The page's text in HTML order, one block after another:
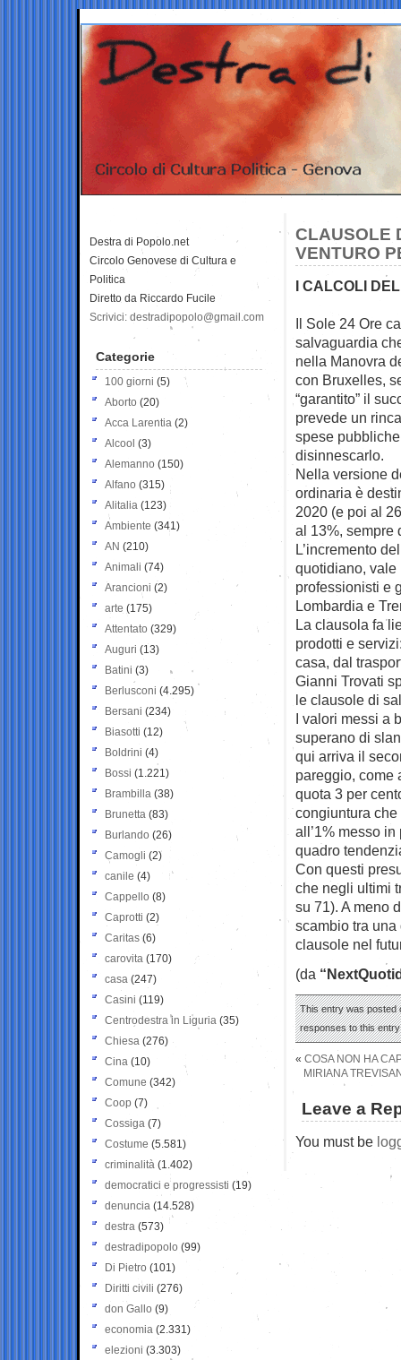
CLAUSOLE
VENTURO
I CALCOLI
Il Sole 24 Ore
salvaguardia
nella Manovra
con Bruxelles,
“garantito” il
prevede un
spese
disinnescarlo.
Nella versione
ordinaria è
2020 (e poi al
al 13%, sempre
L’incremento
quotidiano, vale
professionisti e
Lombardia e
La clausola fa
prodotti e
casa, dal
Gianni Trovati
le clausole di
I valori messi a
superano di
qui arriva il
pareggio, come
quota 3 per
congiuntura
all’1% messo
quadro
Con questi
che negli ultimi
su 71). A meno
scambio tra
clausole nel
(da
This entry was posted
responses to this
« COSA NON HA
MIRIANA
Leave a
You must be
Destra di Popolo.net
Circolo Genovese di Cultura e
Politica
Diretto da Riccardo Fucile
Scrivici: destradipopolo@gmail.com
Categorie
100 giorni (5)
Aborto (20)
Acca Larentia (2)
Alcool (3)
Alemanno (150)
Alfano (315)
Alitalia (123)
Ambiente (341)
AN (210)
Animali (74)
Arancioni (2)
arte (175)
Attentato (329)
Auguri (13)
Batini (3)
Berlusconi (4.295)
Bersani (234)
Biasotti (12)
Boldrini (4)
Bossi (1.221)
Brambilla (38)
Brunetta (83)
Burlando (26)
Camogli (2)
canile (4)
Cappello (8)
Caprotti (2)
Caritas (6)
carovita (170)
casa (247)
Casini (119)
Centrodestra in Liguria (35)
Chiesa (276)
Cina (10)
Comune (342)
Coop (7)
Cossiga (7)
Costume (5.581)
criminalità (1.402)
democratici e progressisti (19)
denuncia (14.528)
destra (573)
destradipopolo (99)
Di Pietro (101)
Diritti civili (276)
don Gallo (9)
economia (2.331)
elezioni (3.303)